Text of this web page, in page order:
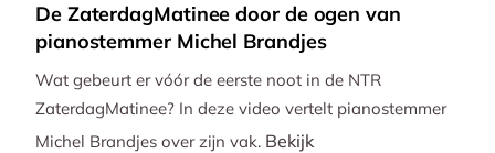
De ZaterdagMatinee door de ogen van
pianostemmer Michel Brandjes
Wat gebeurt er vóór de eerste noot in de NTR
ZaterdagMatinee? In deze video vertelt pianostemmer
Michel Brandjes over zijn vak. Bekijk